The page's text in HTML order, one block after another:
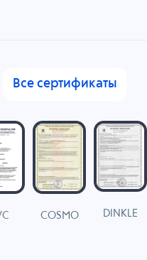
Все сертификаты
COSMO DINKLE